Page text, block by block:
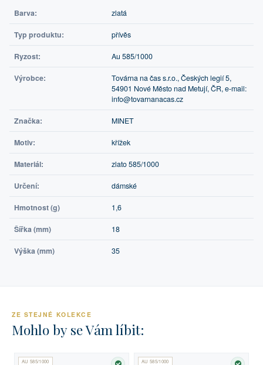
Barva: zlatá
Typ produktu: přívěs
Ryzost: Au 585/1000
Výrobce:
Továrna na čas s.r.o., Českých legií 5,
54901 Nové Město nad Metují, ČR, e-mail:
info@tovarnanacas.cz
Značka: MINET
Motiv: křížek
Materiál: zlato 585/1000
Určení: dámské
Hmotnost (g) 1,6
Šířka (mm) 18
Výška (mm) 35
ZE STEJNÉ KOLEKCE
Mohlo by se Vám líbit:
AU 585/1000 AU 585/1000